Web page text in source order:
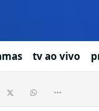
tv ao vivo